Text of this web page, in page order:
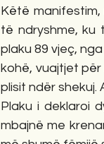
Këtë
të ndryshme, ku
plaku 89 vjeç,
kohë, vuajtjet
plisit ndër shekuj.
Plaku i deklaroi
mbajnë me